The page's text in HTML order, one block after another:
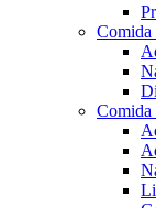
Comida
Comida